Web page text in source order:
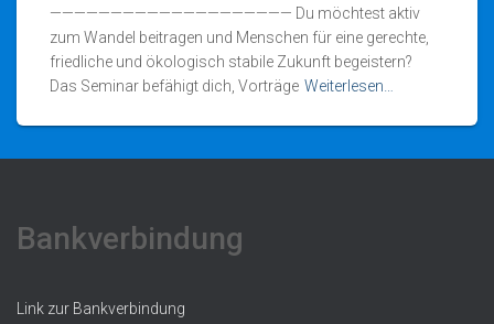
———————————————————— Du möchtest aktiv
zum Wandel beitragen und Menschen für eine gerechte,
friedliche und ökologisch stabile Zukunft begeistern?
Das Seminar befähigt dich, Vorträge Weiterlesen…
Bankverbindung
Link zur Bankverbindung